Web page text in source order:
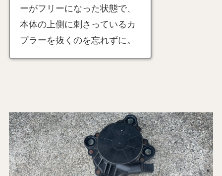
ーがフリーになった状態で、
本体の上側に刺さっているカ
プラーを抜くのを忘れずに。